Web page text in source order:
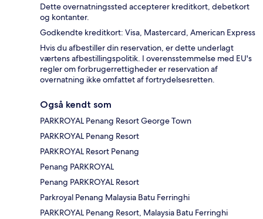
Dette overnatningssted accepterer kreditkort, debetkort
og kontanter.
Godkendte kreditkort: Visa, Mastercard, American Express
Hvis du afbestiller din reservation, er dette underlagt
værtens afbestillingspolitik. I overensstemmelse med EU's
regler om forbrugerrettigheder er reservation af
overnatning ikke omfattet af fortrydelsesretten.
Også kendt som
PARKROYAL Penang Resort George Town
PARKROYAL Penang Resort
PARKROYAL Resort Penang
Penang PARKROYAL
Penang PARKROYAL Resort
Parkroyal Penang Malaysia Batu Ferringhi
PARKROYAL Penang Resort, Malaysia Batu Ferringhi